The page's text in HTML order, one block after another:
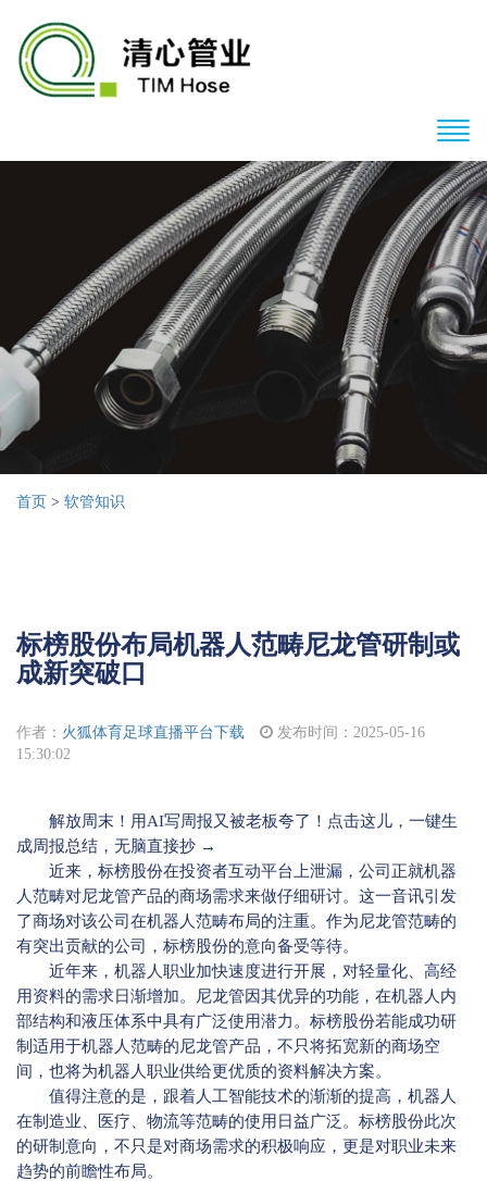
首页 > 软管知识
标榜股份布局机器人范畴尼龙管研制或
成新突破口
作者： 火狐体育足球直播平台下载
发布时间：2025-05-16
15:30:02
解放周末！用AI写周报又被老板夸了！点击这儿，一键生
成周报总结，无脑直接抄 →
近来，标榜股份在投资者互动平台上泄漏，公司正就机器
人范畴对尼龙管产品的商场需求来做仔细研讨。这一音讯引发
了商场对该公司在机器人范畴布局的注重。作为尼龙管范畴的
有突出贡献的公司，标榜股份的意向备受等待。
近年来，机器人职业加快速度进行开展，对轻量化、高经
用资料的需求日渐增加。尼龙管因其优异的功能，在机器人内
部结构和液压体系中具有广泛使用潜力。标榜股份若能成功研
制适用于机器人范畴的尼龙管产品，不只将拓宽新的商场空
间，也将为机器人职业供给更优质的资料解决方案。
值得注意的是，跟着人工智能技术的渐渐的提高，机器人
在制造业、医疗、物流等范畴的使用日益广泛。标榜股份此次
的研制意向，不只是对商场需求的积极响应，更是对职业未来
趋势的前瞻性布局。